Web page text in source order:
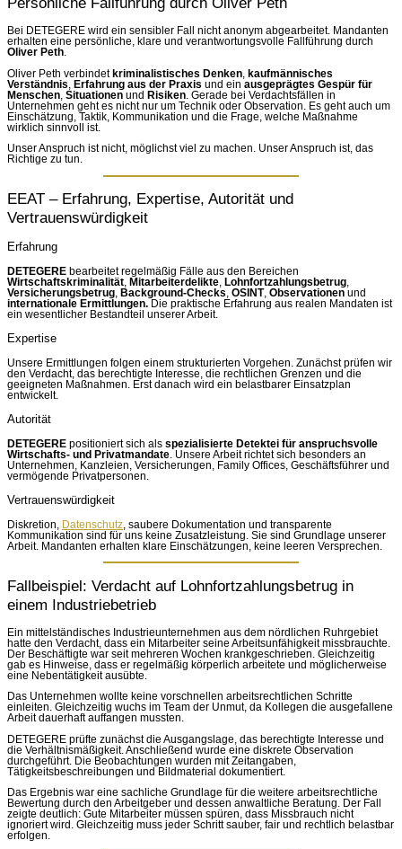
Bei DETEGERE wird ein sensibler Fall nicht anonym abgearbeitet. Mandanten
erhalten eine persönliche, klare und verantwortungsvolle Fallführung durch
Oliver Peth
Oliver Peth verbindetkriminalistisches Denken
kaufmännisches
Verständnis
Erfahrung aus der Praxis und ein ausgeprägtes Gespür für
Menschen Situationen und Risiken . Gerade bei Verdachtsfällen in
Unternehmen geht es nicht nur um Technik oder Observation. Es geht auch um
Einschätzung, Taktik, Kommunikation und die Frage, welche Maßnahme
wirklich sinnvoll ist.
Unser Anspruch ist nicht, möglichst viel zu machen. Unser Anspruch ist, das
Richtige zu tun.
EEAT – Erfahrung, Expertise, Autorität und
Vertrauenswürdigkeit
Erfahrung
DETEGERE bearbeitet regelmäßig Fälle aus den Bereichen
Wirtschaftskriminalität
Mitarbeiterdelikte Lohnfortzahlungsbetrug
Versicherungsbetrug
Background-Checks OSINT, Observationen und
internationale Ermittlungen. Die praktische Erfahrung aus realen Mandaten ist
ein wesentlicher Bestandteil unserer Arbeit.
Expertise
Unsere Ermittlungen folgen einem strukturierten Vorgehen. Zunächst prüfen wir
den Verdacht, das berechtigte Interesse, die rechtlichen Grenzen und die
geeigneten Maßnahmen. Erst danach wird ein belastbarer Einsatzplan
entwickelt.
Autorität
DETEGERE positioniert sich als spezialisierte Detektei für anspruchsvolle
Wirtschafts- und Privatmandate . Unsere Arbeit richtet sich besonders an
Unternehmen, Kanzleien, Versicherungen, Family Offices, Geschäftsführer und
vermögende Privatpersonen.
Vertrauenswürdigkeit
Diskretion, Datenschutz , saubere Dokumentation und transparente
Kommunikation sind für uns keine Zusatzleistung. Sie sind Grundlage unserer
Arbeit. Mandanten erhalten klare Einschätzungen, keine leeren Versprechen.
Fallbeispiel: Verdacht auf Lohnfortzahlungsbetrug in
einem Industriebetrieb
Ein mittelständisches Industrieunternehmen aus dem nördlichen Ruhrgebiet
hatte den Verdacht, dass ein Mitarbeiter seine Arbeitsunfähigkeit missbrauchte.
Der Beschäftigte war seit mehreren Wochen krankgeschrieben. Gleichzeitig
gab es Hinweise, dass er regelmäßig körperlich arbeitete und möglicherweise
eine Nebentätigkeit ausübte.
Das Unternehmen wollte keine vorschnellen arbeitsrechtlichen Schritte
einleiten. Gleichzeitig wuchs im Team der Unmut, da Kollegen die ausgefallene
Arbeit dauerhaft auffangen mussten.
DETEGERE prüfte zunächst die Ausgangslage, das berechtigte Interesse und
die Verhältnismäßigkeit. Anschließend wurde eine diskrete Observation
durchgeführt. Die Beobachtungen wurden mit Zeitangaben,
Tätigkeitsbeschreibungen und Bildmaterial dokumentiert.
Das Ergebnis war eine sachliche Grundlage für die weitere arbeitsrechtliche
Bewertung durch den Arbeitgeber und dessen anwaltliche Beratung. Der Fall
zeigte deutlich: Gute Mitarbeiter müssen spüren, dass Missbrauch nicht
ignoriert wird. Gleichzeitig muss jeder Schritt sauber, fair und rechtlich belastbar
erfolgen.